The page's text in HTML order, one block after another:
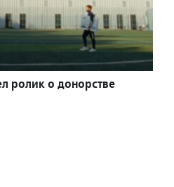
ролик о донорстве